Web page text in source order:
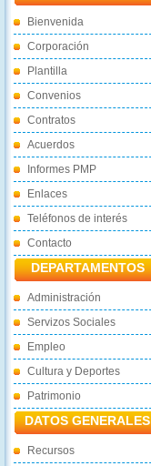
Bienvenida
Corporación
Plantilla
Convenios
Contratos
Acuerdos
Informes PMP
Enlaces
Teléfonos de interés
Contacto
DEPARTAMENTOS
Administración
Servizos Sociales
Empleo
Cultura y Deportes
Patrimonio
DATOS GENERALES
Recursos